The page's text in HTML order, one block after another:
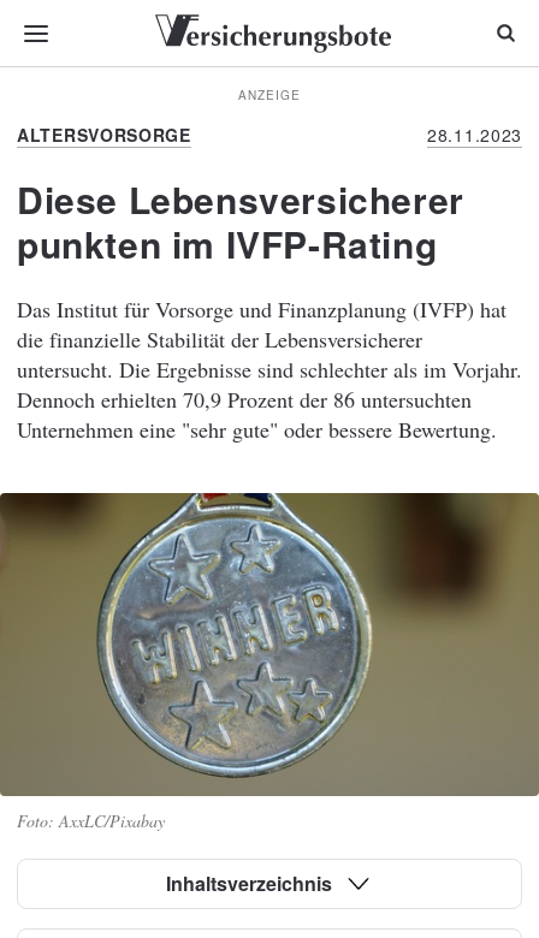
ANZEIGE
ALTERSVORSORGE 28.11.2023
Diese Lebensversicherer
punkten im IVFP-Rating
Das Institut für Vorsorge und Finanzplanung (IVFP) hat
die finanzielle Stabilität der Lebensversicherer
untersucht. Die Ergebnisse sind schlechter als im Vorjahr.
Dennoch erhielten 70,9 Prozent der 86 untersuchten
Unternehmen eine "sehr gute" oder bessere Bewertung.
AxxLC/Pixabay
Inhaltsverzeichnis